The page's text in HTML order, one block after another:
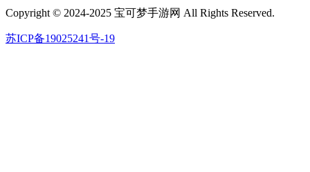
Copyright © 2024-2025 宝可梦手游网 All Rights Reserved.
苏ICP备19025241号-19